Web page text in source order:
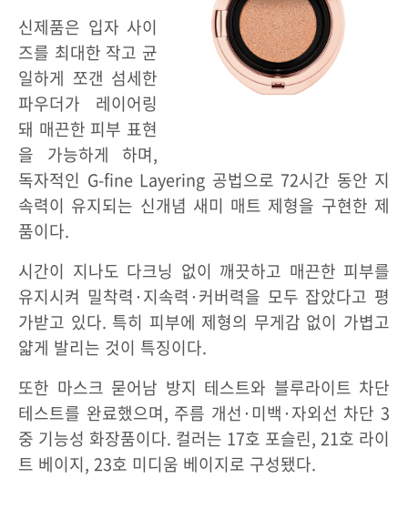
신제품은 입자 사이
즈를 최대한 작고 균
일하게 쪼갠 섬세한
파우더가 레이어링
돼 매끈한 피부 표현
을 가능하게 하며,
독자적인 G-fine Layering 공법으로 72시간 동안 지
속력이 유지되는 신개념 새미 매트 제형을 구현한 제
품이다.
시간이 지나도 다크닝 없이 깨끗하고 매끈한 피부를
유지시켜 밀착력·지속력·커버력을 모두 잡았다고 평
가받고 있다. 특히 피부에 제형의 무게감 없이 가볍고
얇게 발리는 것이 특징이다.
또한 마스크 묻어남 방지 테스트와 블루라이트 차단
테스트를 완료했으며, 주름 개선·미백·자외선 차단 3
중 기능성 화장품이다. 컬러는 17호 포슬린, 21호 라이
트 베이지, 23호 미디움 베이지로 구성됐다.